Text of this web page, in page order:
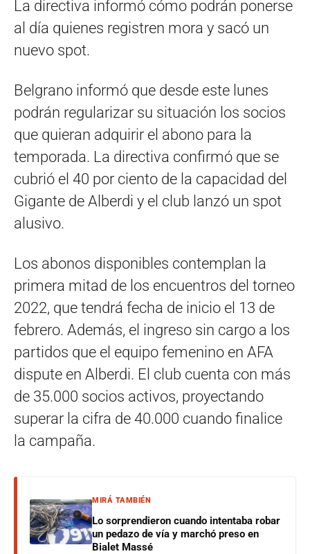
La directiva informó cómo podrán ponerse
al día quienes registren mora y sacó un
nuevo spot.
Belgrano informó que desde este lunes
podrán regularizar su situación los socios
que quieran adquirir el abono para la
temporada. La directiva confirmó que se
cubrió el 40 por ciento de la capacidad del
Gigante de Alberdi y el club lanzó un spot
alusivo.
Los abonos disponibles contemplan la
primera mitad de los encuentros del torneo
2022, que tendrá fecha de inicio el 13 de
febrero. Además, el ingreso sin cargo a los
partidos que el equipo femenino en AFA
dispute en Alberdi. El club cuenta con más
de 35.000 socios activos, proyectando
superar la cifra de 40.000 cuando finalice
la campaña.
MIRÁ TAMBIÉN
Lo sorprendieron cuando intentaba robar
un pedazo de vía y marchó preso en
Bialet Massé